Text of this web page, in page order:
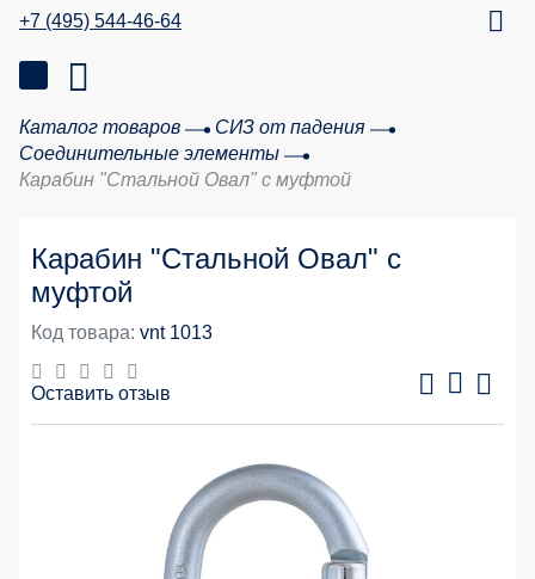
+7 (495) 544-46-64
Каталог товаров
СИЗ от падения
Соединительные элементы
Карабин "Стальной Овал" с муфтой
Карабин "Стальной Овал" с
муфтой
Код товара: vnt 1013
Оставить отзыв